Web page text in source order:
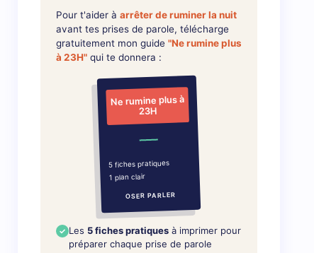
Pour t'aider àarrêter de ruminer la nuit
avant tes prises de parole, télécharge
gratuitement mon guide"Ne rumine plus
à 23H"qui te donnera :
Ne rumine plus à
23H
5 fiches pratiques
1 plan clair
OSER PARLER
Les5 fiches pratiquesà imprimer pour
préparer chaque prise de parole